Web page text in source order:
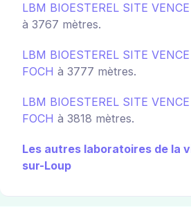
LBM BIOESTEREL SITE
à 3767 mètres.
LBM BIOESTEREL SITE
FOCH à 3777 mètres.
LBM BIOESTEREL SITE
FOCH à 3818 mètres.
Les autres laboratoires de la
sur-Loup